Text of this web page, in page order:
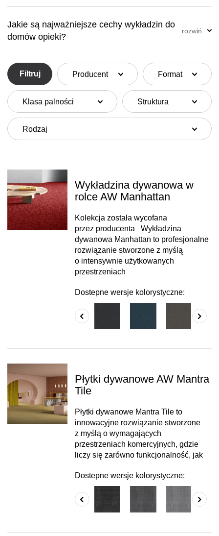
Jakie są najważniejsze cechy wykładzin do
domów opieki?
Filtruj Producent Format
Klasa palności Struktura
Rodzaj
Wykładzina dywanowa w
rolce AW Manhattan
Kolekcja została wycofana
przez producenta Wykładzina
dywanowa Manhattan to profesjonalne
rozwiązanie stworzone z myślą
o intensywnie użytkowanych
przestrzeniach
Dostepne wersje kolorystyczne:
Płytki dywanowe AW Mantra
Tile
Płytki dywanowe Mantra Tile to
innowacyjne rozwiązanie stworzone
z myślą o wymagających
przestrzeniach komercyjnych, gdzie
liczy się zarówno funkcjonalność, jak
Dostepne wersje kolorystyczne: